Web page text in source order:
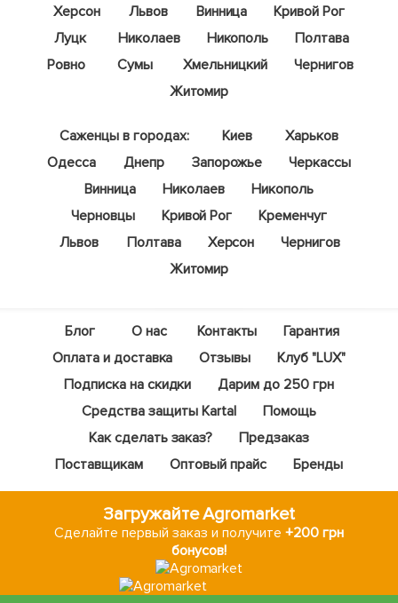
Херсон
Львов Винница
Кривой Рог
Луцк
Николаев Никополь
Полтава
Ровно
Сумы Хмельницкий
Чернигов
Житомир
Саженцы в городах: Киев
Харьков
Одесса
Днепр Запорожье
Черкассы
Винница
Николаев
Никополь
Черновцы
Кривой Рог
Кременчуг
Львов
Полтава Херсон
Чернигов
Житомир
Блог О нас Контакты
Гарантия
Оплата и доставка
Отзывы
Клуб "LUX"
Подписка на скидки
Дарим до 250 грн
Средства защиты Kartal
Помощь
Как сделать заказ?
Предзаказ
Поставщикам
Оптовый прайс Бренды
Загружайте Agromarket
Сделайте первый заказ и получите +200 грн
бонусов!